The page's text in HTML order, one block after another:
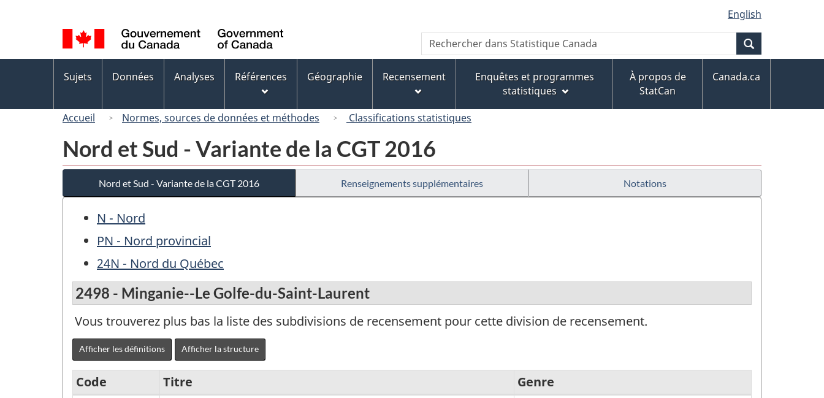
au
contenu
principal
« À
propos
de
ce
version
HTML
simplifiée
de
la
langue
English
Canada
Recherche
Rechercher
dans
Canada
des
Sujets Données Analyses Références Géographie Recensement
Enquêtes et programmes
statistiques
À propos de
StatCan
Canada.ca
Accueil Normes, sources de données et méthodes Classifications statistiques
Nord et Sud - Variante de la CGT 2016
Nord et Sud - Variante de la CGT 2016 Renseignements supplémentaires Notations
N - Nord
PN - Nord provincial
24N - Nord du Québec
2498 - Minganie--Le Golfe-du-Saint-Laurent
Vous trouverez plus bas la liste des subdivisions de recensement pour cette division de recensement.
Afficher les définitions Afficher la structure
Code Titre
Genre